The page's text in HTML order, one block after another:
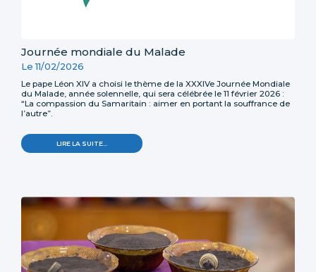
Journée mondiale du Malade
Le 11/02/2026
Le pape Léon XIV a choisi le thème de la XXXIVe Journée Mondiale
du Malade, année solennelle, qui sera célébrée le 11 février 2026 :
“La compassion du Samaritain : aimer en portant la souffrance de
l’autre”.
LIRE LA SUITE…